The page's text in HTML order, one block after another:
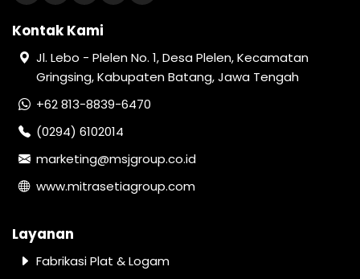
Kontak Kami
Jl. Lebo - Plelen No. 1, Desa Plelen, Kecamatan
Gringsing, Kabupaten Batang, Jawa Tengah
+62 813-8839-6470
(0294) 6102014
marketing@msjgroup.co.id
www.mitrasetiagroup.com
Layanan
Fabrikasi Plat & Logam